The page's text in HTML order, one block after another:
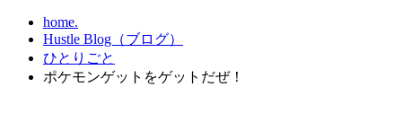
home.
Hustle Blog（ブログ）
ひとりごと
ポケモンゲットをゲットだぜ！